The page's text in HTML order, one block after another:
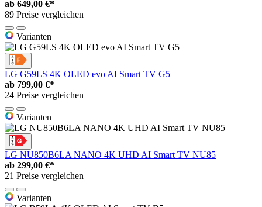
ab 649,00 €*
89 Preise vergleichen
Varianten
LG G59LS 4K OLED evo AI Smart TV G5
ab 799,00 €*
24 Preise vergleichen
Varianten
LG NU850B6LA NANO 4K UHD AI Smart TV NU85
ab 299,00 €*
21 Preise vergleichen
Varianten